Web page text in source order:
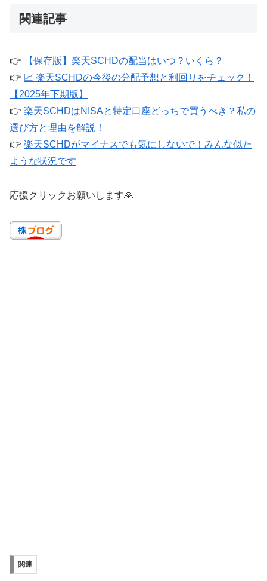
関連記事
👉
【保存版】楽天SCHDの配当はいつ？いくら？
👉 📈 楽天SCHDの今後の分配予想と利回りをチェック！
【2025年下期版】
👉 楽天SCHDはNISAと特定口座どっちで買うべき？私の
選び方と理由を解説！
👉 楽天SCHDがマイナスでも気にしないで！みんな似た
ような状況です
応援クリックお願いします🙏
関連